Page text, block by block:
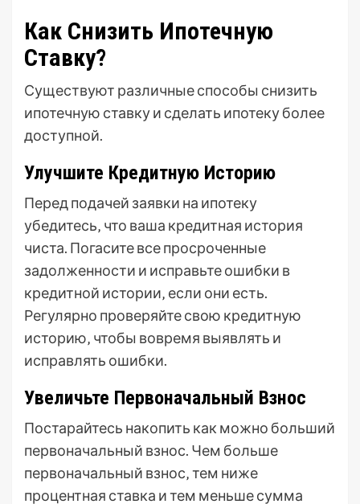
Как Снизить Ипотечную
Ставку?
Существуют различные способы снизить
ипотечную ставку и сделать ипотеку более
доступной.
Улучшите Кредитную Историю
Перед подачей заявки на ипотеку
убедитесь‚ что ваша кредитная история
чиста. Погасите все просроченные
задолженности и исправьте ошибки в
кредитной истории‚ если они есть.
Регулярно проверяйте свою кредитную
историю‚ чтобы вовремя выявлять и
исправлять ошибки.
Увеличьте Первоначальный Взнос
Постарайтесь накопить как можно больший
первоначальный взнос. Чем больше
первоначальный взнос‚ тем ниже
процентная ставка и тем меньше сумма